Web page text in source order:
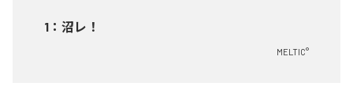
1 ： 沼レ！
MELTIC°